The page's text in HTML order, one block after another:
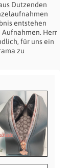
Dutzenden
entstehen
Herr
für uns ein
zu